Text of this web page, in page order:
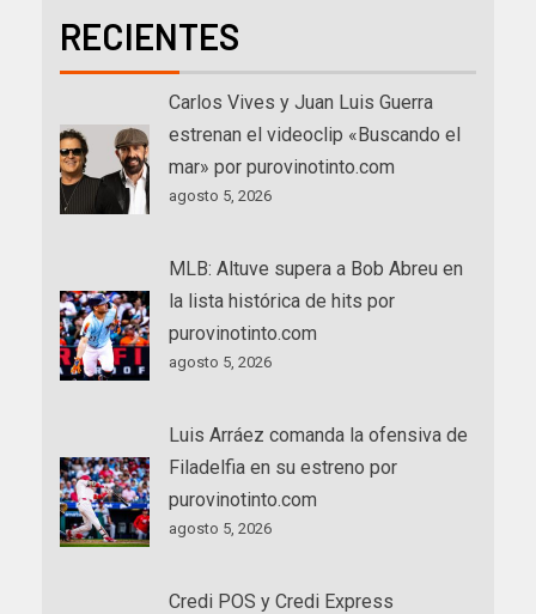
RECIENTES
Carlos Vives y Juan Luis Guerra
estrenan el videoclip «Buscando el
mar» por purovinotinto.com
agosto 5, 2026
MLB: Altuve supera a Bob Abreu en
la lista histórica de hits por
purovinotinto.com
agosto 5, 2026
Luis Arráez comanda la ofensiva de
Filadelfia en su estreno por
purovinotinto.com
agosto 5, 2026
Credi POS y Credi Express